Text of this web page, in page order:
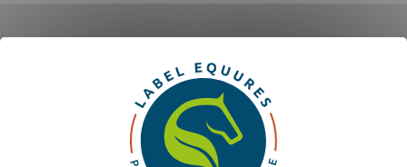
Sélectionnez nombre de salariés...